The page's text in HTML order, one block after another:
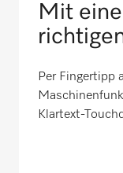
Mit
Per Fingertipp
Klartext-